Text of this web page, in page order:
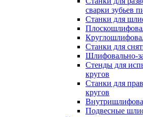
сварки зубьев
Станки для
Станки для
Шлифовально-
Стенды для
кругов
Станки для
кругов
Подвесные